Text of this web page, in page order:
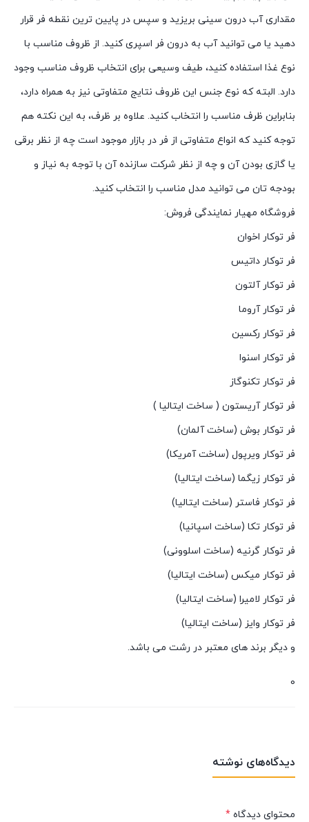
مقداری آب درون سینی بریزید و سپس در پایین ترین نقطه فر قرار
دهید یا می توانید آب به درون فر اسپری کنید. از ظروف مناسب با
نوع غذا استفاده کنید، طیف وسیعی برای انتخاب ظروف مناسب وجود
دارد. البته که نوع جنس این ظروف نتایج متفاوتی نیز به همراه دارد،
بنابراین ظرف مناسب را انتخاب کنید. علاوه بر ظرف، به این نکته هم
توجه کنید که انواع متفاوتی از فر در بازار موجود است چه از نظر برقی
یا گازی بودن آن و چه از نظر شرکت سازنده آن با توجه به نیاز و
بودجه تان می توانید مدل مناسب را انتخاب کنید.
فروشگاه مهیار نمایندگی فروش:
فر توکار اخوان
فر توکار داتیس
فر توکار آلتون
فر توکار آروما
فر توکار رکسین
فر توکار اسنوا
فر توکار تکنوگاز
فر توکار آریستون ( ساخت ایتالیا )
فر توکار بوش (ساخت آلمان)
فر توکار ویرپول (ساخت آمریکا)
فر توکار زیگما (ساخت ایتالیا)
فر توکار فاستر (ساخت ایتالیا)
فر توکار تکا (ساخت اسپانیا)
فر توکار گرنیه (ساخت اسلوونی)
فر توکار میکس (ساخت ایتالیا)
فر توکار لامیرا (ساخت ایتالیا)
فر توکار وایز (ساخت ایتالیا)
و دیگر برند های معتبر در رشت می باشد.
0
دیدگاه‌های نوشته
محتوای دیدگاه *